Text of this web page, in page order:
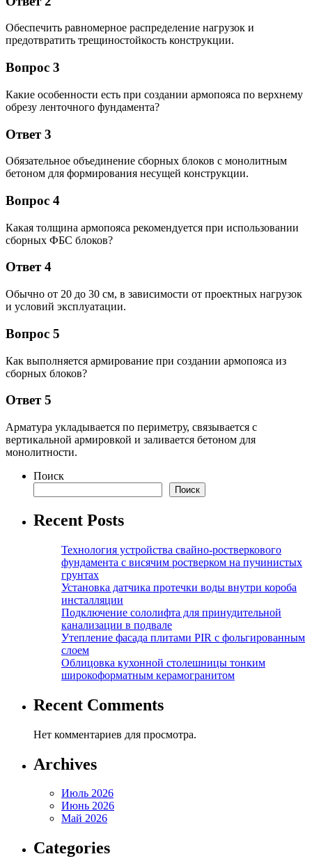
Обеспечить равномерное распределение нагрузок и
предотвратить трещиностойкость конструкции.
Вопрос 3
Какие особенности есть при создании армопояса по верхнему
обрезу ленточного фундамента?
Ответ 3
Обязательное объединение сборных блоков с монолитным
бетоном для формирования несущей конструкции.
Вопрос 4
Какая толщина армопояса рекомендуется при использовании
сборных ФБС блоков?
Ответ 4
Обычно от 20 до 30 см, в зависимости от проектных нагрузок
и условий эксплуатации.
Вопрос 5
Как выполняется армирование при создании армопояса из
сборных блоков?
Ответ 5
Арматура укладывается по периметру, связывается с
вертикальной армировкой и заливается бетоном для
монолитности.
Поиск
Поиск
Recent Posts
Технология устройства свайно-ростверкового
фундамента с висячим ростверком на пучинистых
грунтах
Установка датчика протечки воды внутри короба
инсталляции
Подключение сололифта для принудительной
канализации в подвале
Утепление фасада плитами PIR с фольгированным
слоем
Облицовка кухонной столешницы тонким
широкоформатным керамогранитом
Recent Comments
Нет комментариев для просмотра.
Archives
Июль 2026
Июнь 2026
Май 2026
Categories